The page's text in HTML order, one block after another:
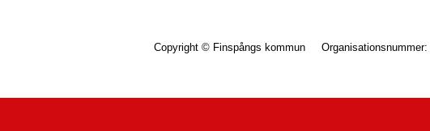
Copyright © Finspångs kommun Organisationsnummer: